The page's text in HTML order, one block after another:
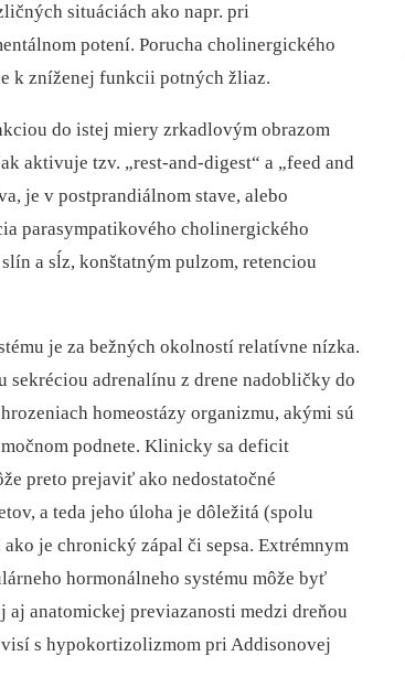
situáciách ako napr. pri
potení. Porucha cholinergického
k zníženej funkcii potných žliaz.
do istej miery zrkadlovým obrazom
aktivuje tzv. „rest-and-digest“ a „feed and
je v postprandiálnom stave, alebo
parasympatikového cholinergického
a sĺz, konštatným pulzom, retenciou
je za bežných okolností relatívne nízka.
sekréciou adrenalínu z drene nad­obličky do
homeostázy organizmu, akými sú
podnete. Klinicky sa deficit
preto prejaviť ako nedostatočné
a teda jeho úloha je dôležitá (spolu
je chronický zápal či sepsa. Extrémnym
hormonálneho systému môže byť
anatomickej previazanosti medzi dreňou
s hypokortizolizmom pri Addisonovej